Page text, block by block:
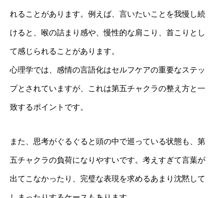
れることがあります。例えば、言いたいことを我慢し続
けると、喉の詰まり感や、慢性的な肩こり、首こりとし
て感じられることがあります。
心理学では、感情の言語化はセルフケアの重要なステッ
プとされていますが、これは第五チャクラの整え方と一
致するポイントです。
また、思考がぐるぐると頭の中で巡っている状態も、第
五チャクラの負荷になりやすいです。考えすぎて言葉が
出てこなかったり、完璧な表現を求めるあまり沈黙して